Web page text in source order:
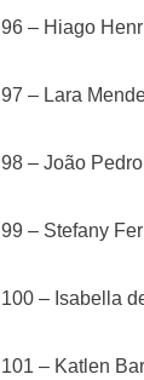
96 – Hiago
97 – Lara
98 – João
99 – Stefany
100 – Isabella
101 – Katlen